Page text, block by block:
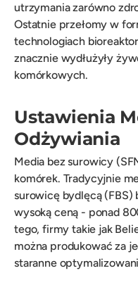
utrzymania zarówno
Ostatnie przełomy w
technologiach
znacznie wydłużyły
komórkowych.
Ustawienia
Odżywiania
Media bez surowicy
komórek. Tradycyjnie
surowicę bydlęcą (FBS)
wysoką ceną - ponad
tego, firmy takie jak
można produkować za
staranne